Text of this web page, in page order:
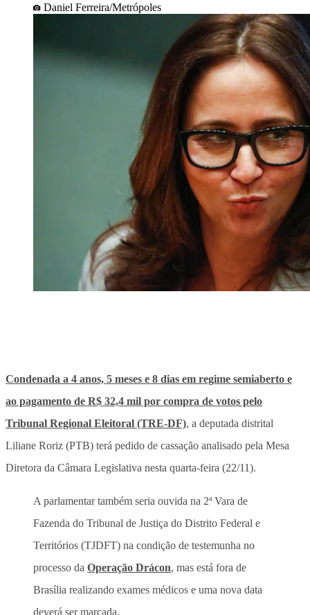
Daniel Ferreira/Metrópoles
Condenada a 4 anos, 5 meses e 8 dias em regime semiaberto e
ao pagamento de R$ 32,4 mil por compra de votos pelo
Tribunal Regional Eleitoral (TRE-DF), a deputada distrital
Liliane Roriz (PTB) terá pedido de cassação analisado pela Mesa
Diretora da Câmara Legislativa nesta quarta-feira (22/11).
A parlamentar também seria ouvida na 2ª Vara de
Fazenda do Tribunal de Justiça do Distrito Federal e
Territórios (TJDFT) na condição de testemunha no
processo da Operação Drácon, mas está fora de
Brasília realizando exames médicos e uma nova data
deverá ser marcada.